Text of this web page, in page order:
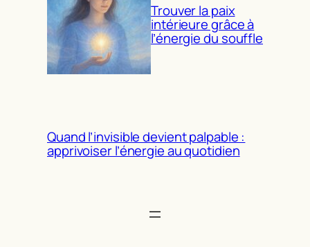
Trouver la paix
intérieure grâce à
l’énergie du souffle
Quand l’invisible devient palpable :
apprivoiser l’énergie au quotidien